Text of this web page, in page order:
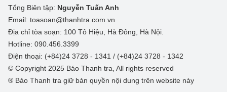
Tổng Biên tập: Nguyễn Tuấn Anh
Email: toasoan@thanhtra.com.vn
Địa chỉ tòa soạn: 100 Tô Hiệu, Hà Đông, Hà Nội.
Hotline: 090.456.3399
Điện thoại: (+84)24 3728 - 1341 / (+84)24 3728 - 1342
© Copyright 2025 Báo Thanh tra, All rights reserved
® Báo Thanh tra giữ bản quyền nội dung trên website này